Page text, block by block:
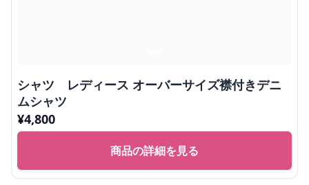
シャツ レディース オーバーサイズ襟付きデニ
ムシャツ
¥4,800
商品の詳細を見る